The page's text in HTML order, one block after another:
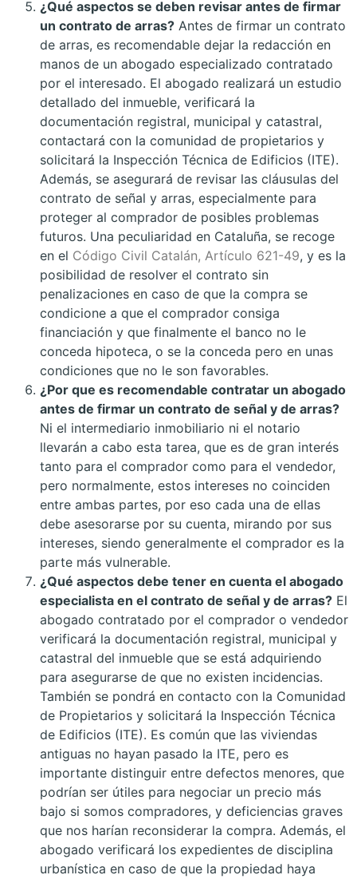
¿Qué aspectos se deben revisar antes de firmar
un contrato de arras? Antes de firmar un contrato
de arras, es recomendable dejar la redacción en
manos de un abogado especializado contratado
por el interesado. El abogado realizará un estudio
detallado del inmueble, verificará la
documentación registral, municipal y catastral,
contactará con la comunidad de propietarios y
solicitará la Inspección Técnica de Edificios (ITE).
Además, se asegurará de revisar las cláusulas del
contrato de señal y arras, especialmente para
proteger al comprador de posibles problemas
futuros. Una peculiaridad en Cataluña, se recoge
en el Código Civil Catalán, Artículo 621-49, y es la
posibilidad de resolver el contrato sin
penalizaciones en caso de que la compra se
condicione a que el comprador consiga
financiación y que finalmente el banco no le
conceda hipoteca, o se la conceda pero en unas
condiciones que no le son favorables.
¿Por que es recomendable contratar un abogado
antes de firmar un contrato de señal y de arras?
Ni el intermediario inmobiliario ni el notario
llevarán a cabo esta tarea, que es de gran interés
tanto para el comprador como para el vendedor,
pero normalmente, estos intereses no coinciden
entre ambas partes, por eso cada una de ellas
debe asesorarse por su cuenta, mirando por sus
intereses, siendo generalmente el comprador es la
parte más vulnerable.
¿Qué aspectos debe tener en cuenta el abogado
especialista en el contrato de señal y de arras? El
abogado contratado por el comprador o vendedor
verificará la documentación registral, municipal y
catastral del inmueble que se está adquiriendo
para asegurarse de que no existen incidencias.
También se pondrá en contacto con la Comunidad
de Propietarios y solicitará la Inspección Técnica
de Edificios (ITE). Es común que las viviendas
antiguas no hayan pasado la ITE, pero es
importante distinguir entre defectos menores, que
podrían ser útiles para negociar un precio más
bajo si somos compradores, y deficiencias graves
que nos harían reconsiderar la compra. Además, el
abogado verificará los expedientes de disciplina
urbanística en caso de que la propiedad haya